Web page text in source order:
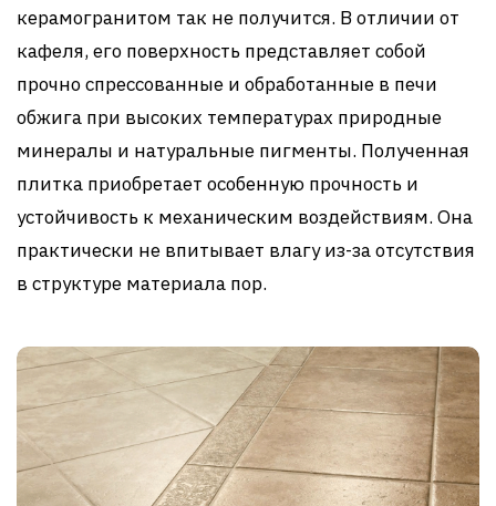
керамогранитом так не получится. В отличии от
кафеля, его поверхность представляет собой
прочно спрессованные и обработанные в печи
обжига при высоких температурах природные
минералы и натуральные пигменты. Полученная
плитка приобретает особенную прочность и
устойчивость к механическим воздействиям. Она
практически не впитывает влагу из-за отсутствия
в структуре материала пор.